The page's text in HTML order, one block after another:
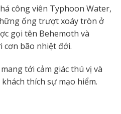
công viên Typhoon Water,
ống trượt xoáy tròn ở
gọi tên Behemoth và
bão nhiệt đới.
tới cảm giác thú vị và
thích sự mạo hiểm.